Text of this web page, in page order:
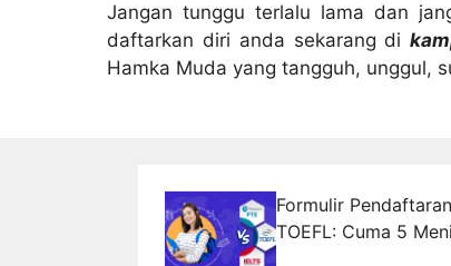
Jangan tunggu terlalu lama dan
daftarkan diri anda sekarang di
Hamka Muda yang tangguh, unggul,
Formulir Pendaftaran
TOEFL: Cuma 5